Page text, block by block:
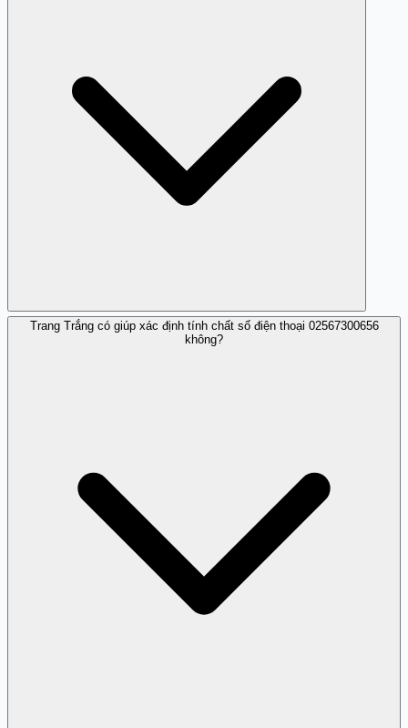
Không có thông tin nào cho thấy số 02567300656 liên
Trang Trắng có giúp xác định tính chất số điện thoại 02567300656
không?